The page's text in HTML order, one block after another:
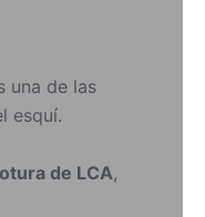
una de las
esquí.
de LCA,